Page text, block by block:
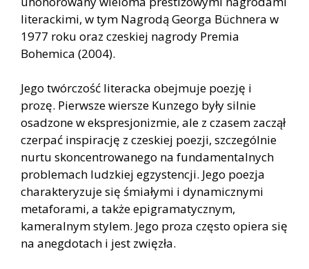
literackimi, w tym Nagrodą Georga Büchnera w
1977 roku oraz czeskiej nagrody Premia
Bohemica (2004).
Jego twórczość literacka obejmuje poezję i
prozę. Pierwsze wiersze Kunzego były silnie
osadzone w ekspresjonizmie, ale z czasem zaczął
czerpać inspirację z czeskiej poezji, szczególnie
nurtu skoncentrowanego na fundamentalnych
problemach ludzkiej egzystencji. Jego poezja
charakteryzuje się śmiałymi i dynamicznymi
metaforami, a także epigramatycznym,
kameralnym stylem. Jego proza często opiera się
na anegdotach i jest zwięzła.